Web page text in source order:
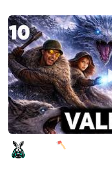
Матерь 🪓 Valheim [PC